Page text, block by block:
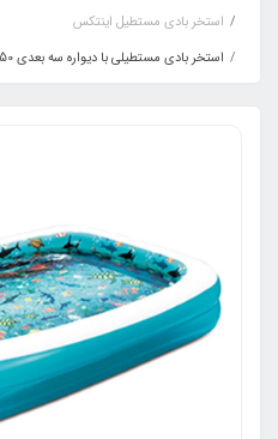
استخر بادی مستطیل اینتکس
استخر بادی مستطیلی با دیواره سه بعدی bestway 54150